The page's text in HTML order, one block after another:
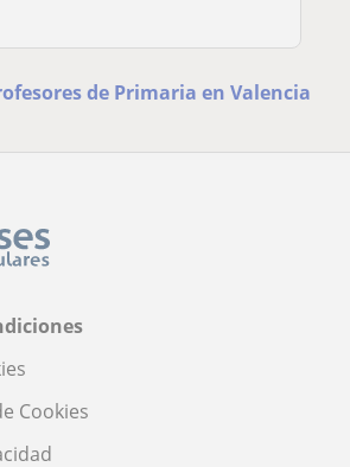
de Primaria en Valencia
Cookies